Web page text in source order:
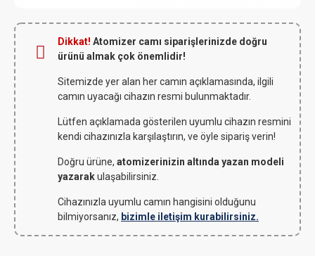
Dikkat! Atomizer camı siparişlerinizde doğru
ürünü almak çok önemlidir!
Sitemizde yer alan her camın açıklamasında, ilgili
camın uyacağı cihazın resmi bulunmaktadır.
Lütfen açıklamada gösterilen uyumlu cihazın resmini
kendi cihazınızla karşılaştırın, ve öyle sipariş verin!
Doğru ürüne, atomizerinizin altında yazan modeli
yazarakulaşabilirsiniz.
Cihazınızla uyumlu camın hangisini olduğunu
bilmiyorsanız, bizimle iletişim kurabilirsiniz.